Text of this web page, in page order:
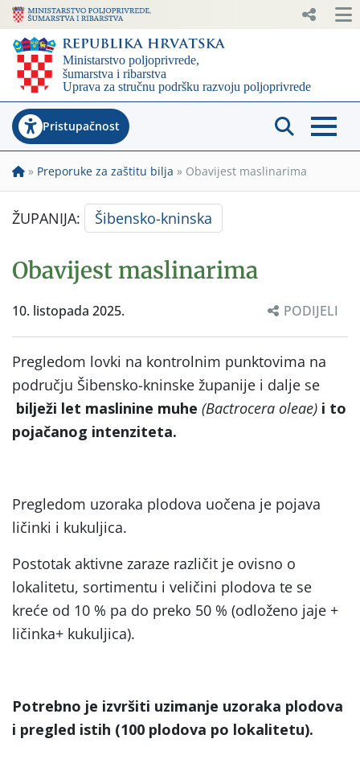
Pristupačnost
» Preporuke za zaštitu bilja » Obavijest maslinarima
ŽUPANIJA: Šibensko-kninska
Obavijest maslinarima
10. listopada 2025. PODIJELI
Pregledom lovki na kontrolnim punktovima na
području Šibensko-kninske županije i dalje se
bilježi let maslinine muhe (Bactrocera oleae) i to
pojačanog intenziteta.
Pregledom uzoraka plodova uočena je pojava
ličinki i kukuljica.
Postotak aktivne zaraze različit je ovisno o
lokalitetu, sortimentu i veličini plodova te se
kreće od 10 % pa do preko 50 % (odloženo jaje +
ličinka+ kukuljica).
Potrebno je izvršiti uzimanje uzoraka plodova
i pregled istih (100 plodova po lokalitetu).